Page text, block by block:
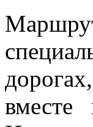
вместе